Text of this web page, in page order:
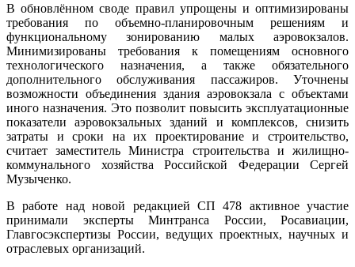
В обновлённом своде правил упрощены и оптимизированы
требования по объемно-планировочным решениям и
функциональному зонированию малых аэровокзалов.
Минимизированы требования к помещениям основного
технологического назначения, а также обязательного
дополнительного обслуживания пассажиров. Уточнены
возможности объединения здания аэровокзала с объектами
иного назначения. Это позволит повысить эксплуатационные
показатели аэровокзальных зданий и комплексов, снизить
затраты и сроки на их проектирование и строительство,
считает заместитель Министра строительства и жилищно-
коммунального хозяйства Российской Федерации Сергей
Музыченко.
В работе над новой редакцией СП 478 активное участие
принимали эксперты Минтранса России, Росавиации,
Главгосэкспертизы России, ведущих проектных, научных и
отраслевых организаций.